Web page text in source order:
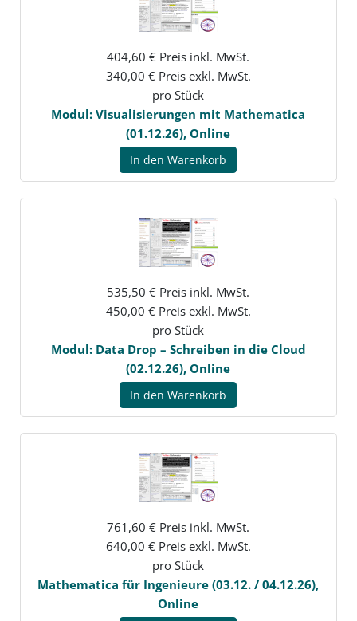
404,60 € Preis inkl. MwSt.
340,00 € Preis exkl. MwSt.
pro Stück
Modul: Visualisierungen mit Mathematica
(01.12.26), Online
In den Warenkorb
535,50 € Preis inkl. MwSt.
450,00 € Preis exkl. MwSt.
pro Stück
Modul: Data Drop – Schreiben in die Cloud
(02.12.26), Online
In den Warenkorb
761,60 € Preis inkl. MwSt.
640,00 € Preis exkl. MwSt.
pro Stück
Mathematica für Ingenieure (03.12. / 04.12.26),
Online